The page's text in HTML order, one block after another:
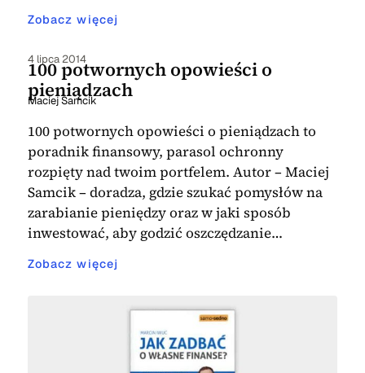
Zobacz więcej
4 lipca 2014
100 potwornych opowieści o
pieniądzach
Maciej Samcik
100 potwornych opowieści o pieniądzach to
poradnik finansowy, parasol ochronny
rozpięty nad twoim portfelem. Autor – Maciej
Samcik – doradza, gdzie szukać pomysłów na
zarabianie pieniędzy oraz w jaki sposób
inwestować, aby godzić oszczędzanie…
Zobacz więcej